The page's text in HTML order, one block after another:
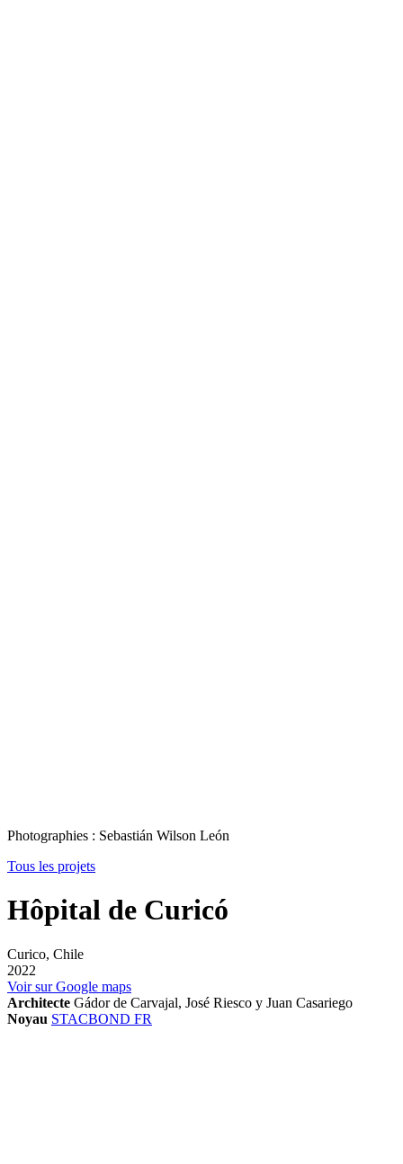
Photographies : Sebastián Wilson León
Tous les projets
Hôpital de Curicó
Curico, Chile
2022
Voir sur Google maps
Architecte Gádor de Carvajal, José Riesco y Juan Casariego
Noyau STACBOND FR